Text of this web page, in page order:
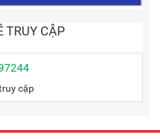
TRUY CẬP
cập